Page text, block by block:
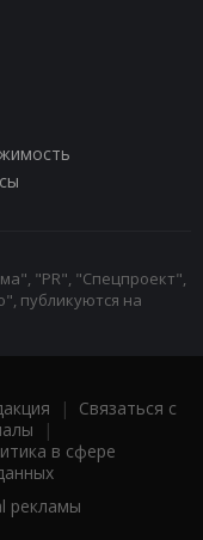
"PR", "Спецпроект",
публикуются на
| Связаться с
|
в сфере
рекламы